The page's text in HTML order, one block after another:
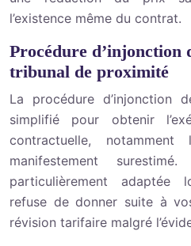
l’existence même du contrat.
Procédure d’injonction
tribunal de proximité
La procédure d’injonction
simplifié pour obtenir
contractuelle,
manifestement
particulièrement adaptée
refuse de donner suite à
révision tarifaire malgré